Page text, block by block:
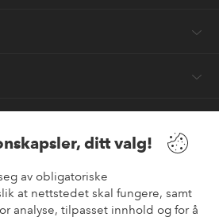
ditt valg!
av obligatoriske
at nettstedet skal fungere, samt
analyse, tilpasset innhold og for å